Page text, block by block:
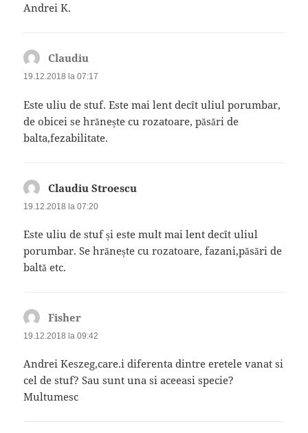
Andrei K.
Claudiu
19.12.2018 la 07:17
Este uliu de stuf. Este mai lent decît uliul porumbar,
de obicei se hrănește cu rozatoare, păsări de
balta,fezabilitate.
Claudiu Stroescu
19.12.2018 la 07:20
Este uliu de stuf și este mult mai lent decît uliul
porumbar. Se hrănește cu rozatoare, fazani,păsări de
baltă etc.
Fisher
19.12.2018 la 09:42
Andrei Keszeg,care.i diferenta dintre eretele vanat si
cel de stuf? Sau sunt una si aceeasi specie?
Multumesc